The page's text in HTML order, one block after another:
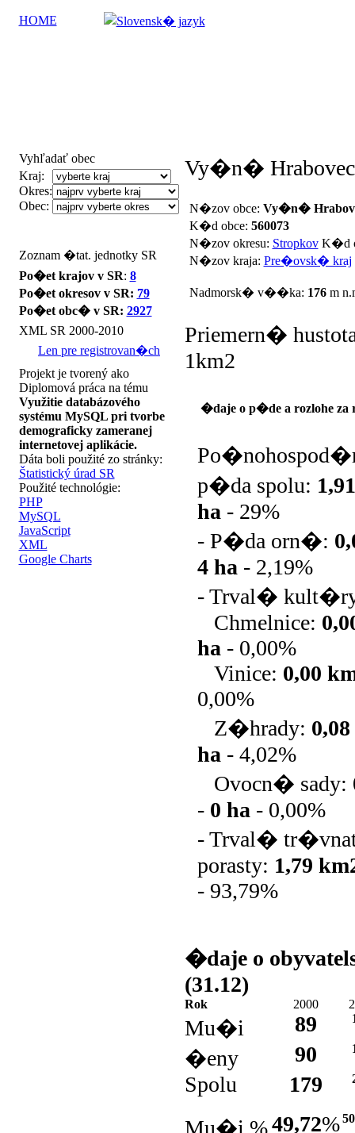
HOME
Vyhľadať obec
Kraj:
Okres:
Obec:
Zoznam �tat. jednotky SR
Po�et krajov v SR: 8
Po�et okresov v SR: 79
Po�et obc� v SR: 2927
XML SR 2000-2010
Len pre registrovan�ch
Projekt je tvorený ako
Diplomová práca na tému
Využitie databázového
systému MySQL pri tvorbe
demograficky zameranej
internetovej aplikácie.
Dáta boli použité zo stránky:
Štatistický úrad SR
Použité technológie:
PHP
MySQL
JavaScript
XML
Google Charts
Vy�n� Hrabovec
N�zov obce: Vy�n�
K�d obce: 560073
N�zov okresu: StropkovK�d
N�zov kraja: Pre�ovsk� kraj
Nadmorsk� v��ka: 176m
Priemern�
1km2
�daje o p�de a rozlohe za
p�da spolu:
ha - 29%
- P�da orn�:
4 ha - 2,19%
- Trval�
Chmelnice:
ha - 0,00%
Vinice: 0,00
0,00%
Z�hrady:
ha - 4,02%
Ovocn� sady:
- 0 ha - 0,00%
- Trval�
porasty: 1,79
- 93,79%
�daje o
(31.12)
Rok 2000
Mu�i 89
�eny 90
Spolu 179
Mu�i %49,72%